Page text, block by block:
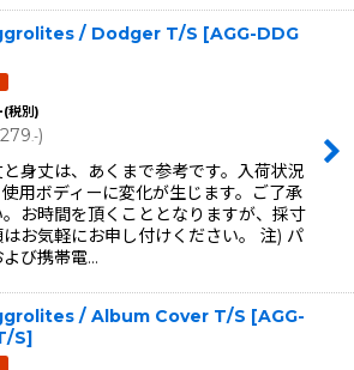
/ Dodger T/S [AGG-DDG
(税別)
.-)
身丈は、あくまで参考です。入荷状況
使用ボディーに変化が生じます。ご了承
。お時間を頂くこととなりますが、採寸
お気軽にお申し付けください。 注) パ
よび携帯電…
/ Album Cover T/S [AGG-
S]